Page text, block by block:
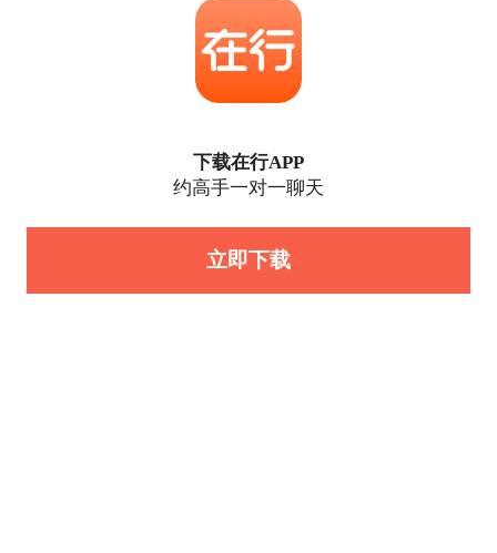
下载在行APP
约高手一对一聊天
立即下载